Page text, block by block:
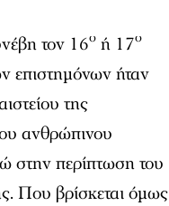
τον 16ο ή 17ο
επιστημόνων ήταν
της
ανθρώπινου
στην περίπτωση του
Που βρίσκεται όμως